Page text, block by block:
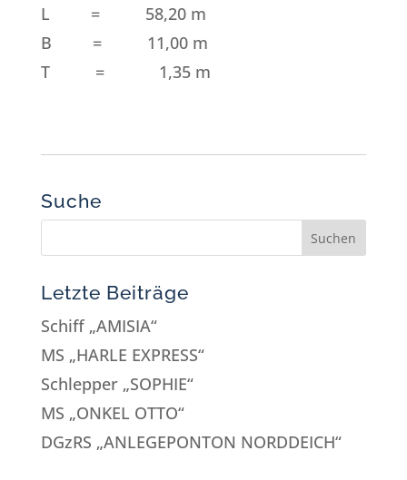
L = 58,20 m
B = 11,00 m
T = 1,35 m
Suche
Letzte Beiträge
Schiff „AMISIA“
MS „HARLE EXPRESS“
Schlepper „SOPHIE“
MS „ONKEL OTTO“
DGzRS „ANLEGEPONTON NORDDEICH“